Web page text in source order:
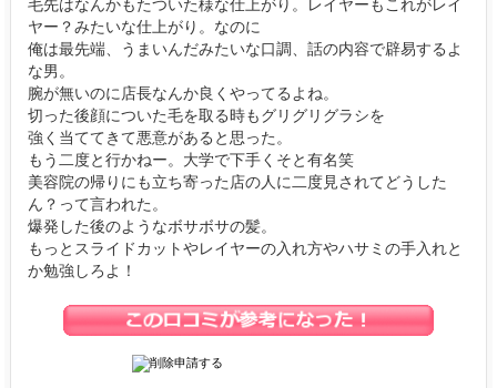
毛先はなんかもたついた様な仕上がり。レイヤーもこれがレイ
ヤー？みたいな仕上がり。なのに
俺は最先端、うまいんだみたいな口調、話の内容で辟易するよ
な男。
腕が無いのに店長なんか良くやってるよね。
切った後顔についた毛を取る時もグリグリグラシを
強く当ててきて悪意があると思った。
もう二度と行かねー。大学で下手くそと有名笑
美容院の帰りにも立ち寄った店の人に二度見されてどうした
ん？って言われた。
爆発した後のようなボサボサの髪。
もっとスライドカットやレイヤーの入れ方やハサミの手入れと
か勉強しろよ！